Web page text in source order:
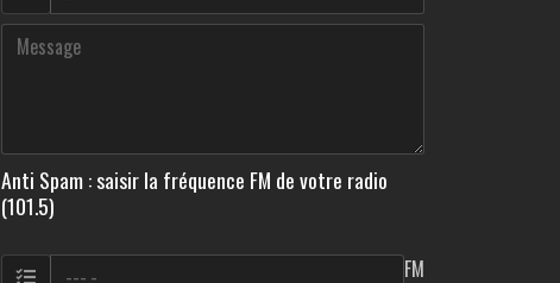
Anti Spam : saisir la fréquence FM de votre radio
(101.5)
FM